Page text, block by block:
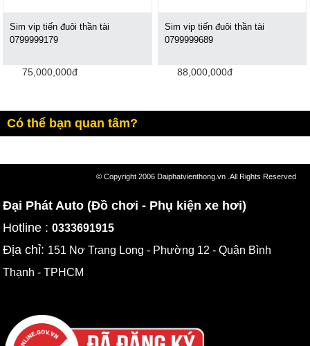
Sim vip tiến đuôi thần tài
0799999179
75,000,000đ
Sim vip tiến đuôi thần tài
‪0799999689
88,000,000đ
Có thể bạn quan tâm?
© Copyright 2006 Daiphatvienthong.vn .All Rights Reserved
Đại Phát Auto (Đồ chơi - Phụ kiện xe hơi)
Hotline :0333691915
Địa chỉ: 151 Nơ Trang Long - Phường 12 - Quận Bình
Thạnh - TPHCM